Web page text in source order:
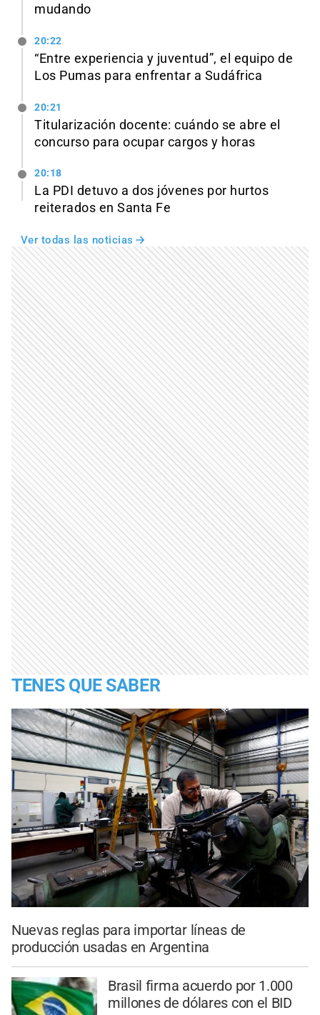
mudando
20:22
“Entre experiencia y juventud”, el equipo de
Los Pumas para enfrentar a Sudáfrica
20:21
Titularización docente: cuándo se abre el
concurso para ocupar cargos y horas
20:18
La PDI detuvo a dos jóvenes por hurtos
reiterados en Santa Fe
Ver todas las noticias
TENES QUE SABER
Nuevas reglas para importar líneas de
producción usadas en Argentina
Brasil firma acuerdo por 1.000
millones de dólares con el BID